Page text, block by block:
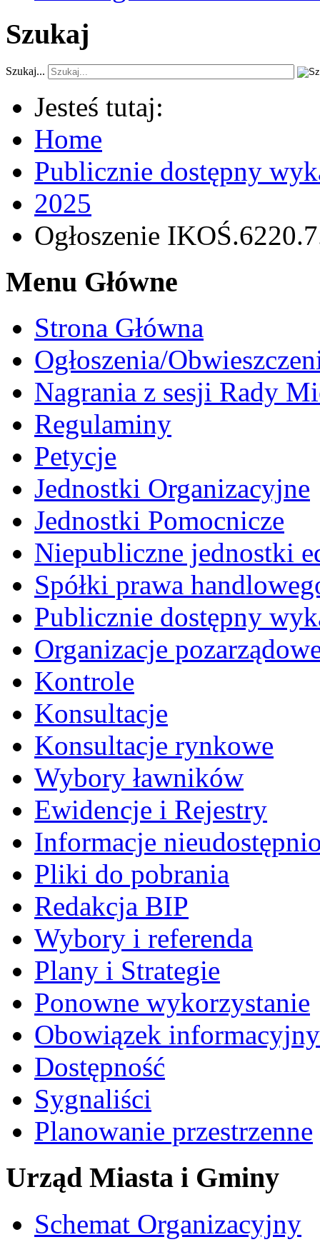
Szukaj
Szukaj...
Jesteś tutaj:
Home
Publicznie dostępny
2025
Ogłoszenie
Menu Główne
Strona Główna
Ogłoszenia/
Nagrania z sesji Rady
Regulaminy
Petycje
Jednostki Organizacyjne
Jednostki Pomocnicze
Niepubliczne jednostki
Spółki prawa
Publicznie dostępny
Organizacje
Kontrole
Konsultacje
Konsultacje rynkowe
Wybory ławników
Ewidencje i Rejestry
Informacje
Pliki do pobrania
Redakcja BIP
Wybory i referenda
Plany i Strategie
Ponowne wykorzystanie
Obowiązek informacyjny
Dostępność
Sygnaliści
Planowanie przestrzenne
Urząd Miasta i Gminy
Schemat Organizacyjny